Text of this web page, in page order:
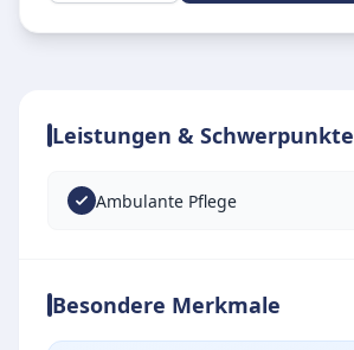
Leistungen & Schwerpunkte
Ambulante Pflege
Besondere Merkmale